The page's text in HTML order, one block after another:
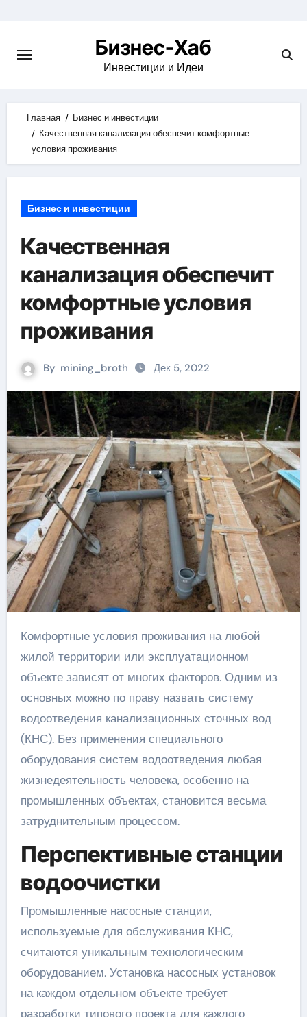
content
Бизнес-Хаб
Инвестиции и Идеи
Главная
Бизнес и инвестиции
Качественная канализация обеспечит комфортные
условия проживания
Бизнес и инвестиции
Качественная
канализация обеспечит
комфортные условия
проживания
By mining_broth Дек 5, 2022
Комфортные условия проживания на любой
жилой территории или эксплуатационном
объекте зависят от многих факторов. Одним из
основных можно по праву назвать систему
водоотведения канализационных сточных вод
(КНС). Без применения специального
оборудования систем водоотведения любая
жизнедеятельность человека, особенно на
промышленных объектах, становится весьма
затруднительным процессом.
Перспективные станции
водоочистки
Промышленные насосные станции,
используемые для обслуживания КНС,
считаются уникальным технологическим
оборудованием. Установка насосных установок
на каждом отдельном объекте требует
разработки типового проекта для каждого